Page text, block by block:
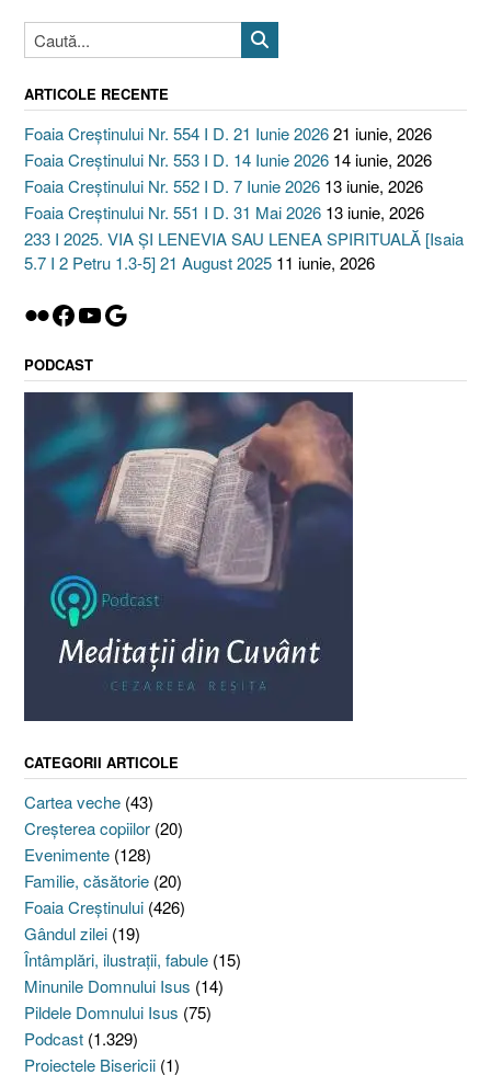
ARTICOLE RECENTE
Foaia Creștinului Nr. 554 I D. 21 Iunie 202621 iunie, 2026
Foaia Creștinului Nr. 553 I D. 14 Iunie 2026 14 iunie, 2026
Foaia Creștinului Nr. 552 I D. 7 Iunie 2026 13 iunie, 2026
Foaia Creștinului Nr. 551 I D. 31 Mai 2026 13 iunie, 2026
233 I 2025. VIA ȘI LENEVIA SAU LENEA SPIRITUALĂ [Isaia
5.7 I 2 Petru 1.3-5] 21 August 2025 11 iunie, 2026
Flickr
Facebook
YouTube
Google
PODCAST
CATEGORII ARTICOLE
Cartea veche (43)
Creşterea copiilor (20)
Evenimente (128)
Familie, căsătorie (20)
Foaia Creştinului (426)
Gândul zilei (19)
Întâmplări, ilustraţii, fabule (15)
Minunile Domnului Isus (14)
Pildele Domnului Isus (75)
Podcast (1.329)
Proiectele Bisericii (1)